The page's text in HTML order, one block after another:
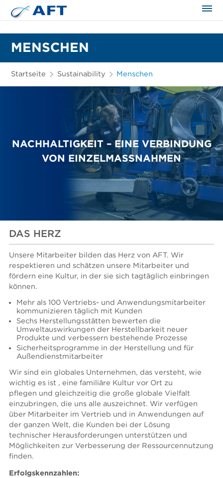
MENSCHEN
Startseite Sustainability Menschen
NACHHALTIGKEIT – EINE VERBINDUNG
VON EINZELMASSNAHMEN
DAS HERZ
Unsere Mitarbeiter bilden das Herz von AFT. Wir
respektieren und schätzen unsere Mitarbeiter und
fördern eine Kultur, in der sie sich tagtäglich einbringen
können.
Mehr als 100 Vertriebs- und Anwendungsmitarbeiter
kommunizieren täglich mit Kunden
Sechs Herstellungsstätten bewerten die
Umweltauswirkungen der Herstellbarkeit neuer
Produkte und verbessern bestehende Prozesse
Sicherheitsprogramme in der Herstellung und für
Außendienstmitarbeiter
Wir sind ein globales Unternehmen, das versteht, wie
wichtig es ist , eine familiäre Kultur vor Ort zu
pflegen und gleichzeitig die große globale Vielfalt
einzubringen, die uns alle auszeichnet. Wir verfügen
über Mitarbeiter im Vertrieb und in Anwendungen auf
der ganzen Welt, die Kunden bei der Lösung
technischer Herausforderungen unterstützen und
Möglichkeiten zur Verbesserung der Ressourcennutzung
finden.
Erfolgskennzahlen: